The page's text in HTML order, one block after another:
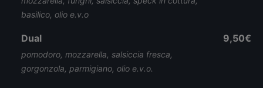
basilico, olio e.v.o
Dual
pomodoro, mozzarella, salsiccia fresca,
gorgonzola, parmigiano, olio e.v.o.
9,50€